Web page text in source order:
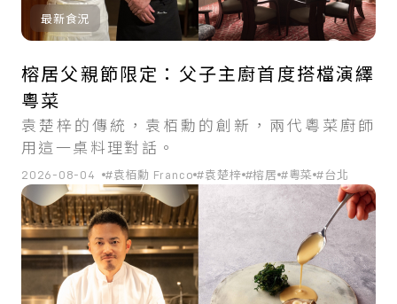
最新食況
榕居父親節限定：父子主廚首度搭檔演繹
粵菜
袁楚梓的傳統，袁栢勳的創新，兩代粵菜廚師
用這一桌料理對話。
2026-08-04 #袁栢勳 Franco #袁楚梓 #榕居 #粵菜 #台北